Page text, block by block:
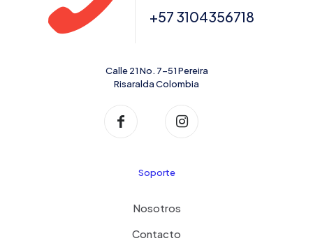
+57 3104356718
Calle 21 No. 7-51 Pereira
Risaralda Colombia
Soporte
Nosotros
Contacto